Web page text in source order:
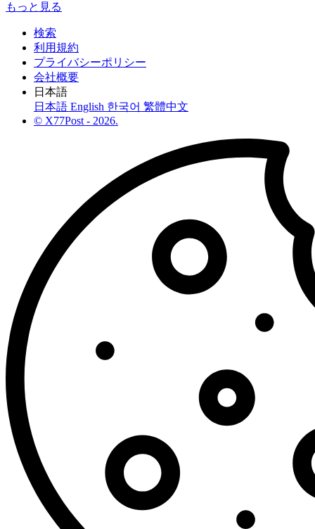
もっと見る
検索
利用規約
プライバシーポリシー
会社概要
日本語
日本語 English 한국어 繁體中文
© X77Post - 2026.